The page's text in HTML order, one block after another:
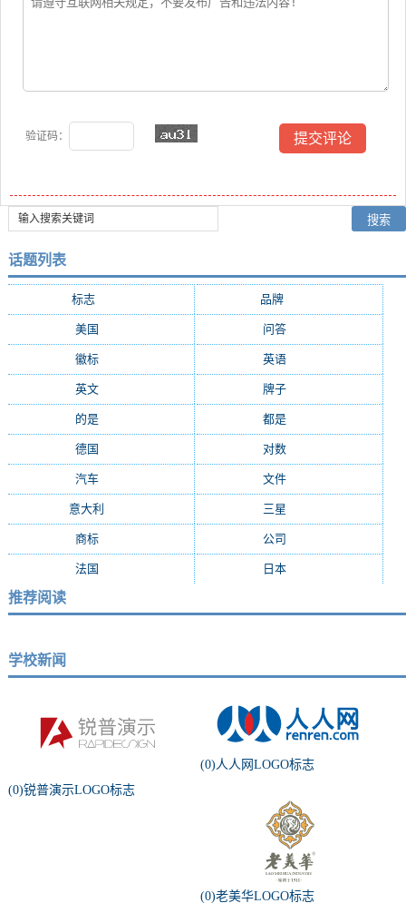
验证码：
话题列表
标志 品牌(2107)
美国 问答
徽标(719) 英语
英文(548) 牌子
的是(380) 都是
德国 对数
汽车(303) 文件
意大利 三星
商标(250) 公司
法国 日本
推荐阅读
学校新闻
(0)锐普演示LOGO标志
(0)人人网LOGO标志
(0)老美华LOGO标志